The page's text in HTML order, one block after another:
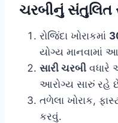
ચરબીનું સંતુલિત
રોજિંદા ખોરાકમાં
યોગ્ય માનવામાં
સારી ચરબી વધારે
આરોગ્ય સારું રહે
તળેલા ખોરાક,
કરવું.